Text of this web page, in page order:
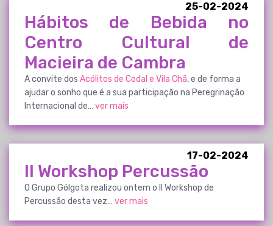
25-02-2024
Hábitos de Bebida no
Centro Cultural de
Macieira de Cambra
A convite dos Acólitos de Codal e Vila Chã, e de forma a
ajudar o sonho que é a sua participação na Peregrinação
Internacional de… ver mais
17-02-2024
II Workshop Percussão
O Grupo Gólgota realizou ontem o II Workshop de
Percussão desta vez… ver mais